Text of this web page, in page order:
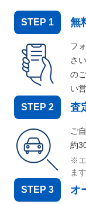
STEP 1 無
フ
さ
の
い
STEP 2 査
ご
約
※エ
ま
STEP 3 オ